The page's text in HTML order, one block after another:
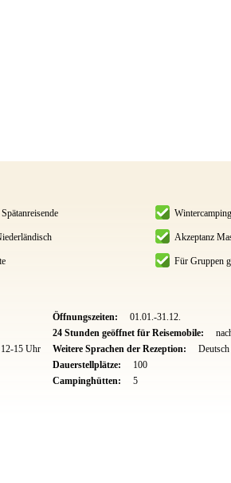
Wintercamping
Akzeptanz
Für Gruppen
Öffnungszeiten:
01.01.-31.12.
24 Stunden geöffnet für Reisemobile:
15 Uhr Weitere Sprachen der Rezeption:
Deutsch
Dauerstellplätze:
100
Campinghütten: 5